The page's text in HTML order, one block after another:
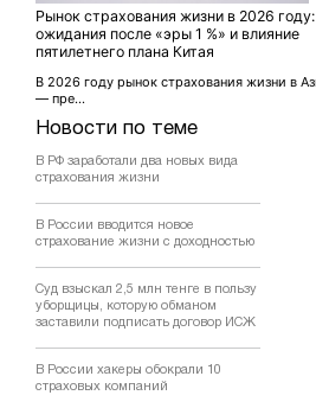
Новости по теме
В РФ заработали два новых вида
страхования жизни
В России вводится новое
страхование жизни с доходностью
Суд взыскал 2,5 млн тенге в пользу
уборщицы, которую обманом
заставили подписать договор ИСЖ
В России хакеры обокрали 10
страховых компаний
Рынок страхования жизни в 2026 году:
ожидания после «эры 1 %» и влияние
пятилетнего плана Китая
В 2026 году рынок страхования жизни в
— пре...